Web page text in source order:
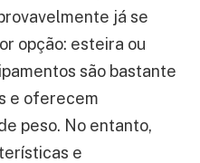
já se
opção: esteira ou
são bastante
e oferecem
peso. No entanto,
e